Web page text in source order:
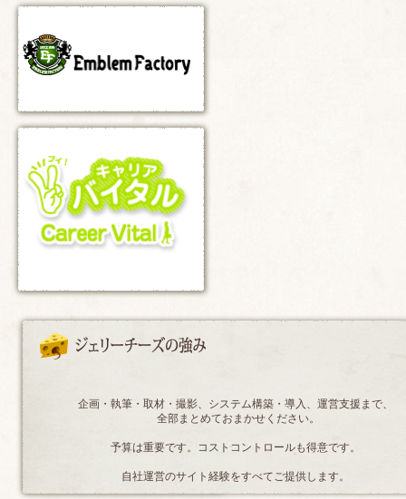
企画・執筆・取材・撮影、システム構築・導入、運営支援まで、
全部まとめておまかせください。
予算は重要です。コストコントロールも得意です。
自社運営のサイト経験をすべてご提供します。